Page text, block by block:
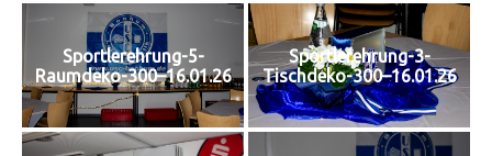
Sportlerehrung-5-
Raumdeko-300–16.01.26
Sportlerehrung-3-
Tischdeko-300–16.01.26